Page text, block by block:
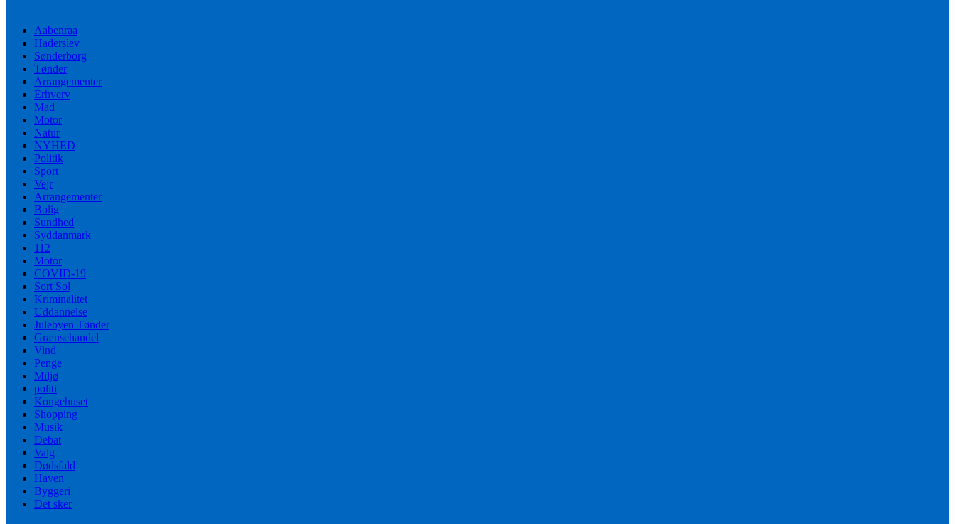
Aabenraa
Haderslev
Sønderborg
Tønder
Arrangementer
Erhverv
Mad
Motor
Natur
NYHED
Politik
Sport
Vejr
Arrangementer
Bolig
Sundhed
Syddanmark
112
Motor
COVID-19
Sort Sol
Kriminalitet
Uddannelse
Julebyen Tønder
Grænsehandel
Vind
Penge
Miljø
politi
Kongehuset
Shopping
Musik
Debat
Valg
Dødsfald
Haven
Byggeri
Det sker